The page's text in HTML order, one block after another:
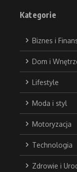
Kategorie
Biznes i
Dom i
Lifestyle
Moda i styl
Motoryzacja
Technologia
Zdrowie i